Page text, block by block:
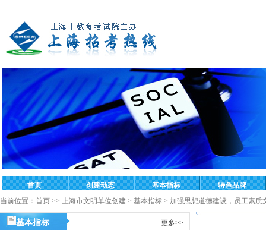
当前位置： 首页 >> 上海市文明单位创建 > 基本指标 > 加强思想道德建设，员工素质
基本指标 更多>>